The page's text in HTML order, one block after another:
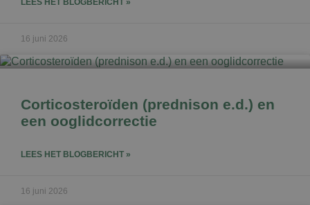
LEES HET BLOGBERICHT »
16 juni 2026
Corticosteroïden (prednison e.d.) en
een ooglidcorrectie
LEES HET BLOGBERICHT »
16 juni 2026